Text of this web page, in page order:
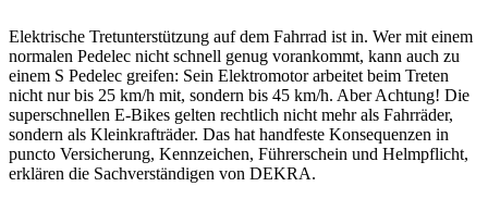
Elektrische Tretunterstützung auf dem Fahrrad ist in. Wer mit einem
normalen Pedelec nicht schnell genug vorankommt, kann auch zu
einem S Pedelec greifen: Sein Elektromotor arbeitet beim Treten
nicht nur bis 25 km/h mit, sondern bis 45 km/h. Aber Achtung! Die
superschnellen E-Bikes gelten rechtlich nicht mehr als Fahrräder,
sondern als Kleinkrafträder. Das hat handfeste Konsequenzen in
puncto Versicherung, Kennzeichen, Führerschein und Helmpflicht,
erklären die Sachverständigen von DEKRA.